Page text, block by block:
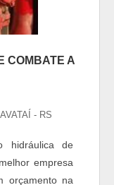
COMBATE A
- RS
hidráulica de
empresa
orçamento na